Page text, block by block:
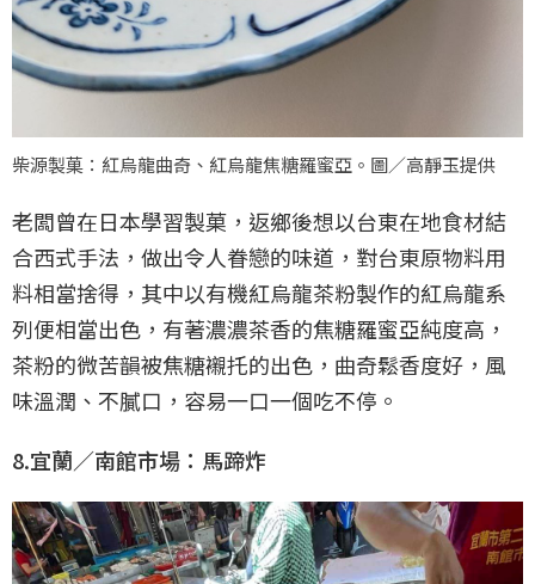
柴源製菓：紅烏龍曲奇、紅烏龍焦糖羅蜜亞。圖／高靜玉提供
老闆曾在日本學習製菓，返鄉後想以台東在地食材結
合西式手法，做出令人眷戀的味道，對台東原物料用
料相當捨得，其中以有機紅烏龍茶粉製作的紅烏龍系
列便相當出色，有著濃濃茶香的焦糖羅蜜亞純度高，
茶粉的微苦韻被焦糖襯托的出色，曲奇鬆香度好，風
味溫潤、不膩口，容易一口一個吃不停。
8.宜蘭／南館市場：馬蹄炸